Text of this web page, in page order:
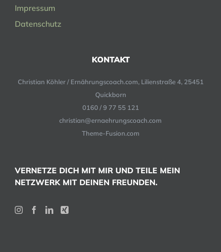
Impressum
Datenschutz
KONTAKT
Christian Köhler / Ernährungscoach.com, Lilienstraße 4, 25451
Quickborn
0160 / 9 77 55 121
christian@ernaehrungscoach.com
Theme-Fusion.com
VERNETZE DICH MIT MIR UND TEILE MEIN
NETZWERK MIT DEINEN FREUNDEN.